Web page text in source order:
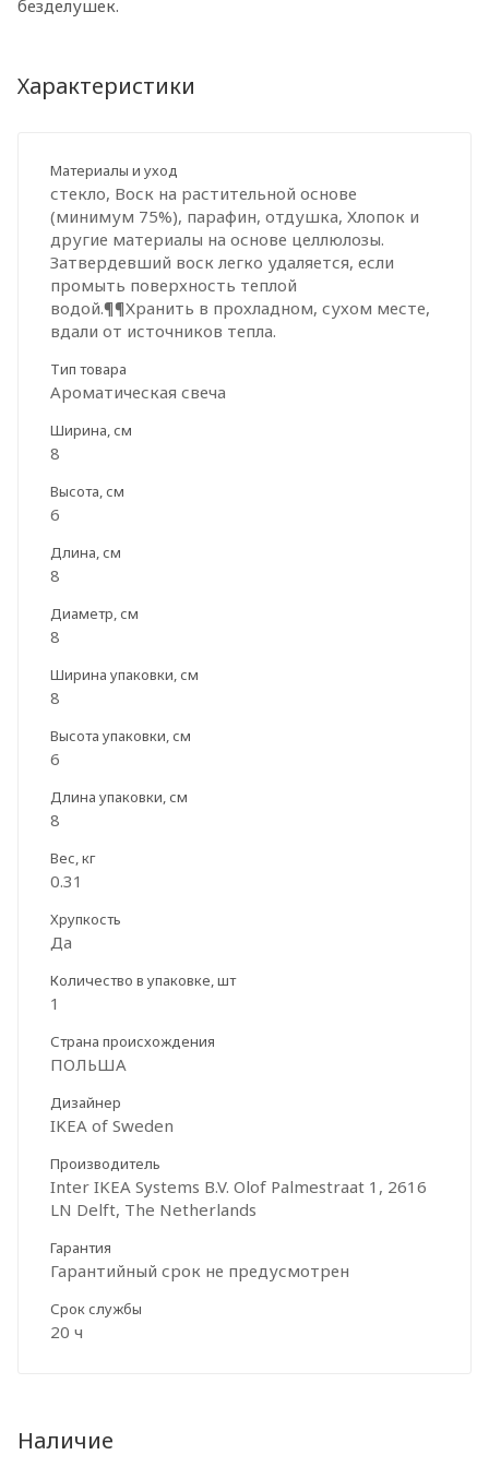
безделушек.
Характеристики
Материалы и уход
стекло, Воск на растительной основе
(минимум 75%), парафин, отдушка, Хлопок и
другие материалы на основе целлюлозы.
Затвердевший воск легко удаляется, если
промыть поверхность теплой
водой.¶¶Хранить в прохладном, сухом месте,
вдали от источников тепла.
Тип товара
Ароматическая свеча
Ширина, см
8
Высота, см
6
Длина, см
8
Диаметр, см
8
Ширина упаковки, см
8
Высота упаковки, см
6
Длина упаковки, см
8
Вес, кг
0.31
Хрупкость
Да
Количество в упаковке, шт
1
Страна происхождения
ПОЛЬША
Дизайнер
IKEA of Sweden
Производитель
Inter IKEA Systems B.V. Olof Palmestraat 1, 2616
LN Delft, The Netherlands
Гарантия
Гарантийный срок не предусмотрен
Срок службы
20 ч
Наличие